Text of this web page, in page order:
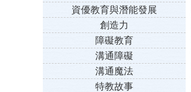
資優教育與潛能發展
創造力
障礙教育
溝通障礙
溝通魔法
特教故事